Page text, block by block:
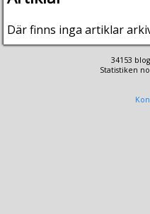
Där finns inga artiklar
34153
Statistiken